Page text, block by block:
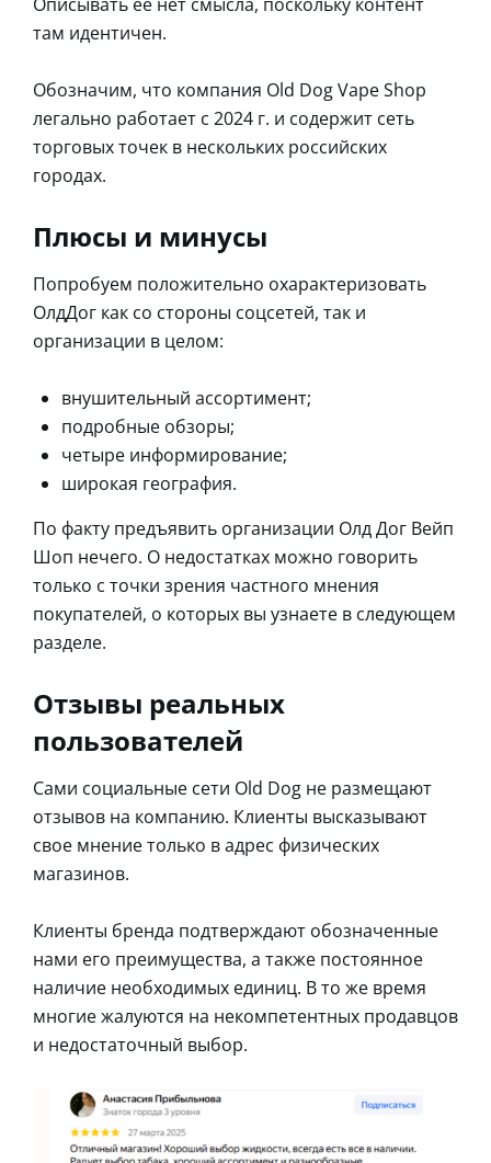
там идентичен.
Обозначим, что компания Old Dog Vape Shop
легально работает с 2024 г. и содержит сеть
торговых точек в нескольких российских
городах.
Плюсы и минусы
Попробуем положительно охарактеризовать
ОлдДог как со стороны соцсетей, так и
организации в целом:
внушительный ассортимент;
подробные обзоры;
четыре информирование;
широкая география.
По факту предъявить организации Олд Дог Вейп
Шоп нечего. О недостатках можно говорить
только с точки зрения частного мнения
покупателей, о которых вы узнаете в следующем
разделе.
Отзывы реальных
пользователей
Сами социальные сети Old Dog не размещают
отзывов на компанию. Клиенты высказывают
свое мнение только в адрес физических
магазинов.
Клиенты бренда подтверждают обозначенные
нами его преимущества, а также постоянное
наличие необходимых единиц. В то же время
многие жалуются на некомпетентных продавцов
и недостаточный выбор.